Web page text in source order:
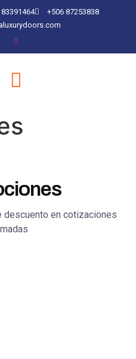
+506 87253838
descuento en cotizaciones